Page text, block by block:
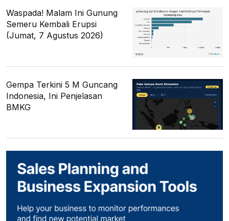
Waspada! Malam Ini Gunung
Semeru Kembali Erupsi
(Jumat, 7 Agustus 2026)
Gempa Terkini 5 M Guncang
Indonesia, Ini Penjelasan
BMKG